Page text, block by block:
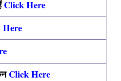
Click Here
Here
Click Here